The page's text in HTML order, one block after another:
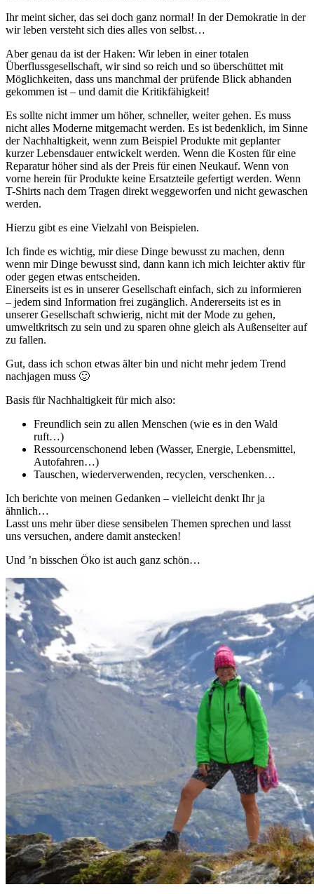
Ihr meint sicher, das sei doch ganz normal! In der Demokratie in der
wir leben versteht sich dies alles von selbst…
Aber genau da ist der Haken: Wir leben in einer totalen
Überflussgesellschaft, wir sind so reich und so überschüttet mit
Möglichkeiten, dass uns manchmal der prüfende Blick abhanden
gekommen ist – und damit die Kritikfähigkeit!
Es sollte nicht immer um höher, schneller, weiter gehen. Es muss
nicht alles Moderne mitgemacht werden. Es ist bedenklich, im Sinne
der Nachhaltigkeit, wenn zum Beispiel Produkte mit geplanter
kurzer Lebensdauer entwickelt werden. Wenn die Kosten für eine
Reparatur höher sind als der Preis für einen Neukauf. Wenn von
vorne herein für Produkte keine Ersatzteile gefertigt werden. Wenn
T-Shirts nach dem Tragen direkt weggeworfen und nicht gewaschen
werden.
Hierzu gibt es eine Vielzahl von Beispielen.
Ich finde es wichtig, mir diese Dinge bewusst zu machen, denn
wenn mir Dinge bewusst sind, dann kann ich mich leichter aktiv für
oder gegen etwas entscheiden.
Einerseits ist es in unserer Gesellschaft einfach, sich zu informieren
– jedem sind Information frei zugänglich. Andererseits ist es in
unserer Gesellschaft schwierig, nicht mit der Mode zu gehen,
umweltkritsch zu sein und zu sparen ohne gleich als Außenseiter auf
zu fallen.
Gut, dass ich schon etwas älter bin und nicht mehr jedem Trend
nachjagen muss 🙂
Basis für Nachhaltigkeit für mich also:
Freundlich sein zu allen Menschen (wie es in den Wald
ruft…)
Ressourcenschonend leben (Wasser, Energie, Lebensmittel,
Autofahren…)
Tauschen, wiederverwenden, recyclen, verschenken…
Ich berichte von meinen Gedanken – vielleicht denkt Ihr ja
ähnlich…
Lasst uns mehr über diese sensibelen Themen sprechen und lasst
uns versuchen, andere damit anstecken!
Und ’n bisschen Öko ist auch ganz schön…